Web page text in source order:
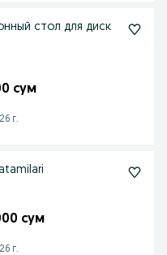
стол для диск
сум
г.
сум
г.